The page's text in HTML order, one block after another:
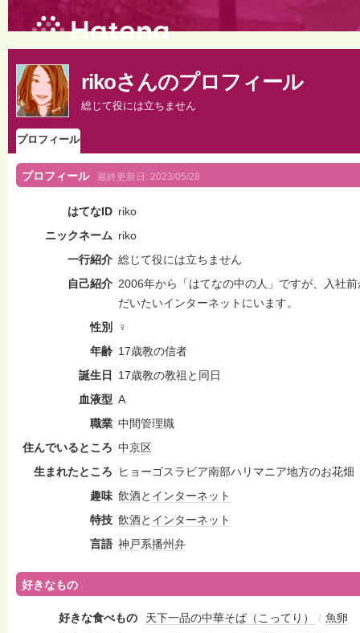
rikoさんのプロフィール
総じて役には立ちません
プロフィール
プロフィール 最終更新日: 2023/05/28
はてなID riko
ニックネーム riko
一行紹介 総じて役には立ちません
自己紹介 2006年から「はてなの中の人」ですが、入社
だいたいインターネットにいます。
性別
♀
年齢 17歳教の信者
誕生日
17歳教の教祖と同日
血液型 A
職業 中間管理職
住んでいるところ 中京区
生まれたところ
ヒョーゴスラビア南部ハリマニア地方のお花畑
趣味 飲酒と インターネット
特技 飲酒と インターネット
言語 神戸系播州弁
好きなもの
好きな食べもの 天下一品の中華そば（こってり） / 魚卵